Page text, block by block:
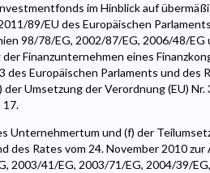
im Hinblick auf
89/EU des Europäischen
98/78/EG, 2002/87/EG, 2006/48/EG
Finanzunternehmen eines
Europäischen Parlaments und des
Umsetzung der Verordnung (EU)
17.
Unternehmertum und (f) der
des Rates vom 24. November 2010
2003/41/EG, 2003/71/EG, 2004/39/